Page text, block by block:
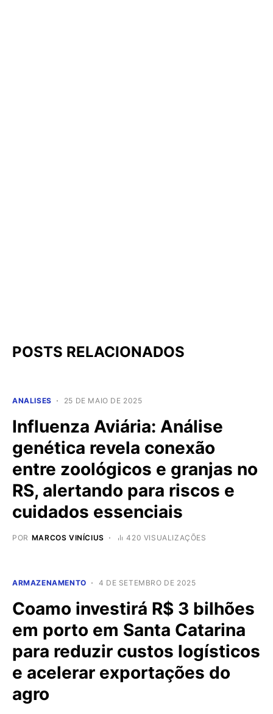
POSTS RELACIONADOS
ANALISES 25 DE MAIO DE 2025
Influenza Aviária: Análise
genética revela conexão
entre zoológicos e granjas no
RS, alertando para riscos e
cuidados essenciais
POR MARCOS VINÍCIUS 420 VISUALIZAÇÕES
ARMAZENAMENTO 4 DE SETEMBRO DE 2025
Coamo investirá R$ 3 bilhões
em porto em Santa Catarina
para reduzir custos logísticos
e acelerar exportações do
agro